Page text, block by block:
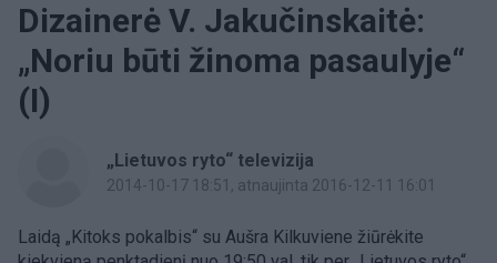
Dizainerė V. Jakučinskaitė:
„Noriu būti žinoma pasaulyje“
(I)
„Lietuvos ryto“ televizija
2014-10-17 18:51 , atnaujinta 2016-12-11 16:01
Laidą „Kitoks pokalbis“ su Aušra Kilkuviene žiūrėkite